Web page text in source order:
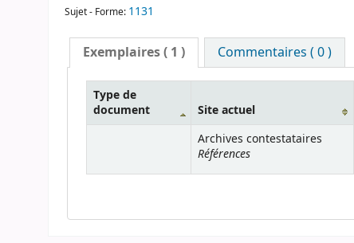
Sujet - Forme: 1131
Exemplaires( 1 ) Commentaires ( 0 )
Type de
document
Site actuel
Archives contestataires
Références